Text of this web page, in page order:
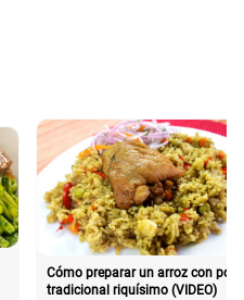
Cómo preparar un arroz con pollo
tradicional riquísimo (VIDEO)